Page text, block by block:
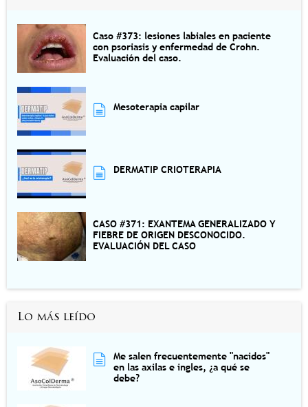
Caso #373: lesiones labiales en paciente
con psoriasis y enfermedad de Crohn.
Evaluación del caso.
Mesoterapia capilar
DERMATIP CRIOTERAPIA
CASO #371: EXANTEMA GENERALIZADO Y
FIEBRE DE ORIGEN DESCONOCIDO.
EVALUACIÓN DEL CASO
Lo más leído
Me salen frecuentemente "nacidos"
en las axilas e ingles, ¿a qué se
debe?